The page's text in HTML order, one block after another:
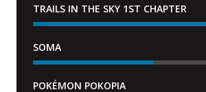
TRAILS IN THE SKY 1ST CHAPTER
SOMA
POKÉMON POKOPIA